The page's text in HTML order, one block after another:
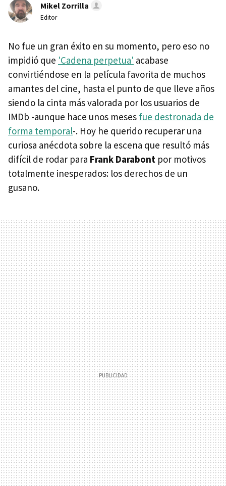
Mikel Zorrilla
Editor
No fue un gran éxito en su momento, pero eso no
impidió que 'Cadena perpetua' acabase
convirtiéndose en la película favorita de muchos
amantes del cine, hasta el punto de que lleve años
siendo la cinta más valorada por los usuarios de
IMDb -aunque hace unos meses fue destronada de
forma temporal-. Hoy he querido recuperar una
curiosa anécdota sobre la escena que resultó más
difícil de rodar para Frank Darabont por motivos
totalmente inesperados: los derechos de un
gusano.